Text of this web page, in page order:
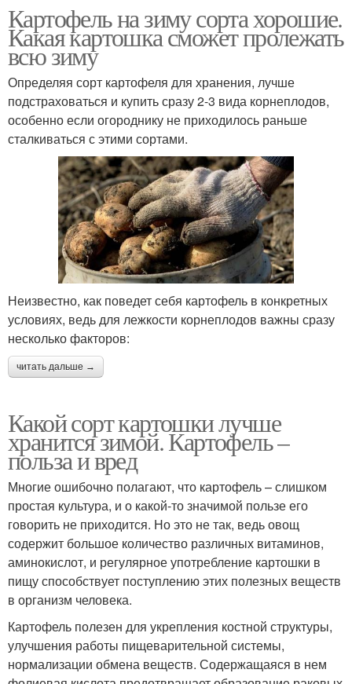
Картофель на зиму сорта хорошие.
Какая картошка сможет пролежать
всю зиму
Определяя сорт картофеля для хранения, лучше
подстраховаться и купить сразу 2-3 вида корнеплодов,
особенно если огороднику не приходилось раньше
сталкиваться с этими сортами.
Неизвестно, как поведет себя картофель в конкретных
условиях, ведь для лежкости корнеплодов важны сразу
несколько факторов:
читать дальше →
Какой сорт картошки лучше
хранится зимой. Картофель –
польза и вред
Многие ошибочно полагают, что картофель – слишком
простая культура, и о какой-то значимой пользе его
говорить не приходится. Но это не так, ведь овощ
содержит большое количество различных витаминов,
аминокислот, и регулярное употребление картошки в
пищу способствует поступлению этих полезных веществ
в организм человека.
Картофель полезен для укрепления костной структуры,
улучшения работы пищеварительной системы,
нормализации обмена веществ. Содержащаяся в нем